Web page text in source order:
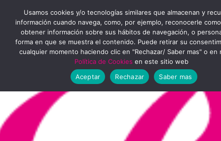
contenido
MENÚ
PRINCIPAL
Usamos cookies y/o tecnologías similares que almacenan y
información cuando navega, como, por ejemplo, reconocerle
obtener información sobre sus hábitos de navegación, o
forma en que se muestra el contenido. Puede retirar su
cualquier momento haciendo clic en "Rechazar/ Saber mas" o en
Política de Cookies en este sitio web
Aceptar
Rechazar Saber mas